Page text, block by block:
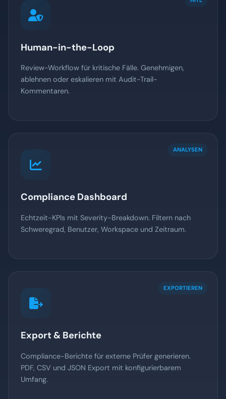
Human-in-the-Loop
Review-Workflow für kritische Fälle. Genehmigen,
ablehnen oder eskalieren mit Audit-Trail-
Kommentaren.
ANALYSEN
Compliance Dashboard
Echtzeit-KPIs mit Severity-Breakdown. Filtern nach
Schweregrad, Benutzer, Workspace und Zeitraum.
EXPORTIEREN
Export & Berichte
Compliance-Berichte für externe Prüfer generieren.
PDF, CSV und JSON Export mit konfigurierbarem
Umfang.